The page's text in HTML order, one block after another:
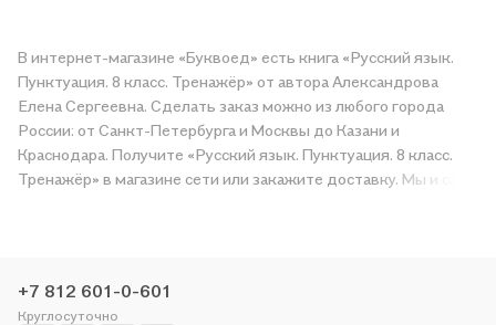
В интернет-магазине «Буквоед» есть книга «Русский язык.
Пунктуация. 8 класс. Тренажёр» от автора Александрова
Елена Сергеевна. Сделать заказ можно из любого города
России: от Санкт-Петербурга и Москвы до Казани и
Краснодара. Получите «Русский язык. Пунктуация. 8 класс.
Тренажёр» в магазине сети или закажите доставку. Мы и сами
+7 812 601-0-601
Круглосуточно